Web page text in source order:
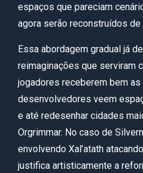
espaços que pareciam
agora serão reconstruídos de
Essa abordagem gradual já
reimaginações que serviram
jogadores receberem bem as
desenvolvedores veem
e até redesenhar cidades
Orgrimmar. No caso de
envolvendo Xal’atath
justifica artisticamente a